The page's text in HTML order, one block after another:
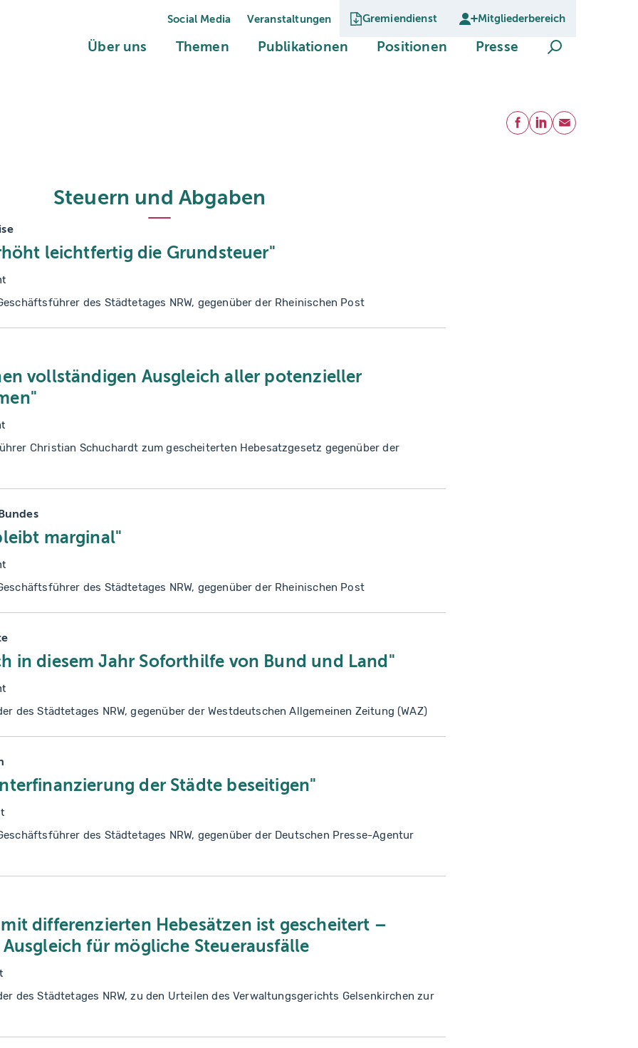
Social Media Veranstaltungen Gremiendienst Mitgliederbereich
Über uns (current)
Themen(current)Publikationen (current)Positionen(current)
Presse (current)Suche öffnen
Teilen
Facebook
LinkedIn
E-Mail
Steuern und Abgaben
leichtfertig die Grundsteuer"
des Städtetages NRW, gegenüber der Rheinischen Post
vollständigen Ausgleich aller potenzieller
Christian Schuchardt zum gescheiterten Hebesatzgesetz gegenüber der
marginal"
des Städtetages NRW, gegenüber der Rheinischen Post
in diesem Jahr Soforthilfe von Bund und Land"
des Städtetages NRW, gegenüber der Westdeutschen Allgemeinen Zeitung (WAZ)
der Städte beseitigen"
des Städtetages NRW, gegenüber der Deutschen Presse-Agentur
differenzierten Hebesätzen ist gescheitert –
für mögliche Steuerausfälle
des Städtetages NRW, zu den Urteilen des Verwaltungsgerichts Gelsenkirchen zur